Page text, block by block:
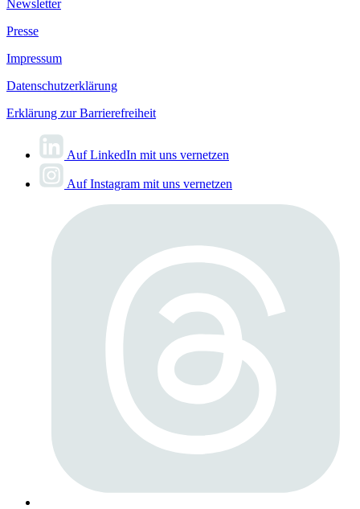
Newsletter
Presse
Impressum
Datenschutzerklärung
Erklärung zur Barrierefreiheit
Auf LinkedIn mit uns vernetzen
Auf Instagram mit uns vernetzen